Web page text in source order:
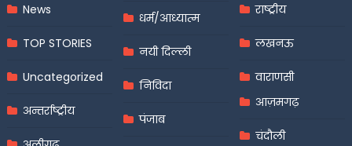
News
TOP STORIES
Uncategorized
अन्तर्राष्ट्रीय
धर्म/आध्यात्म
नयी दिल्ली
निविदा
पंजाब
राष्ट्रीय
लखनऊ
वाराणसी
आज़मगढ़
चंदौली